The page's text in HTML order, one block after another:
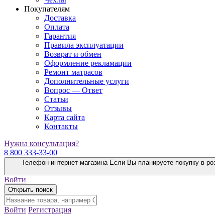
Покупателям
Доставка
Оплата
Гарантия
Правила эксплуатации
Возврат и обмен
Оформление рекламации
Ремонт матрасов
Дополнительные услуги
Вопрос — Ответ
Статьи
Отзывы
Карта сайта
Контакты
Нужна консультация?
8 800 333-33-00
Телефон интернет-магазина Если Вы планируете покупку в
Войти
Открыть поиск
Войти Регистрация